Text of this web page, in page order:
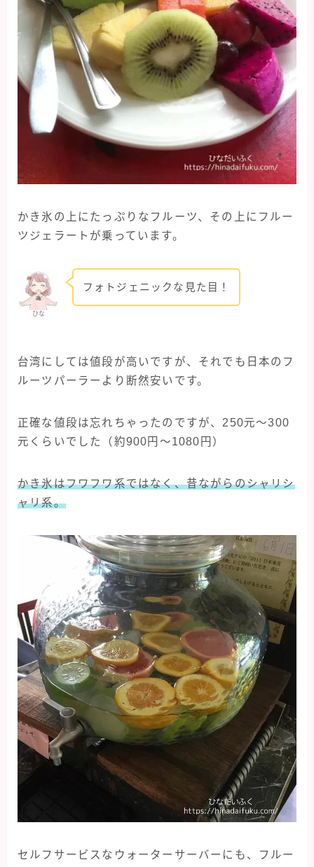
かき氷の上にたっぷりなフルーツ、その上にフルー
ツジェラートが乗っています。
ひな
フォトジェニックな見た目！
台湾にしては値段が高いですが、それでも日本のフ
ルーツパーラーより断然安いです。
正確な値段は忘れちゃったのですが、250元〜300
元くらいでした（約900円〜1080円）
かき氷はフワフワ系ではなく、昔ながらのシャリシ
ャリ系。
セルフサービスなウォーターサーバーにも、フルー